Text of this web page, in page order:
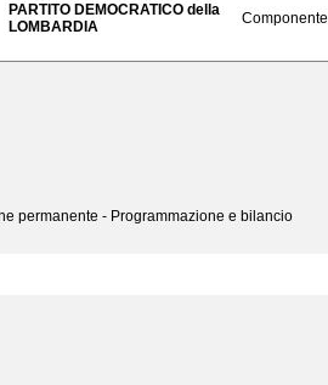
PARTITO DEMOCRATICO della
LOMBARDIA
Componente
permanente - Programmazione e bilancio